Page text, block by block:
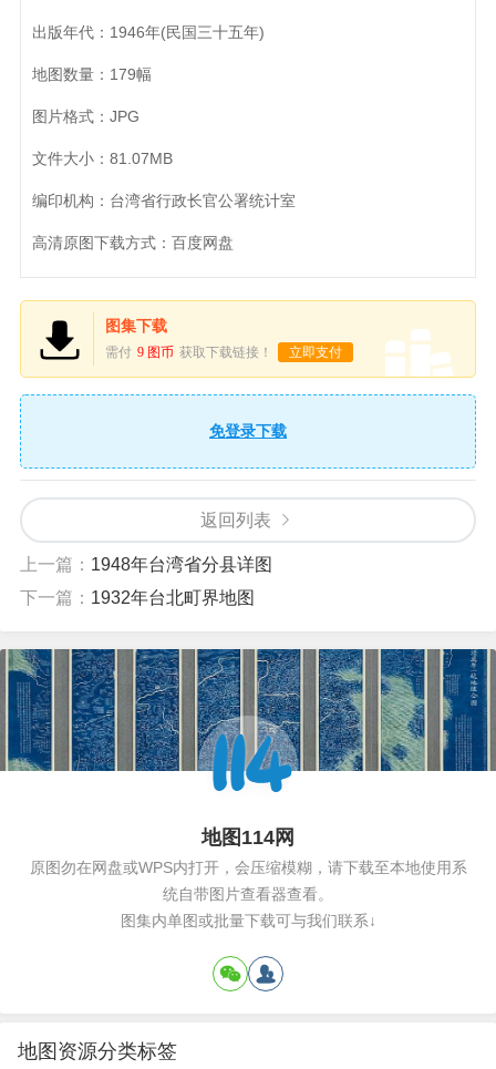
出版年代：1946年(民国三十五年)
地图数量：179幅
图片格式：JPG
文件大小：81.07MB
编印机构：台湾省行政长官公署统计室
高清原图下载方式：百度网盘
图集下载
需付 9 图币 获取下载链接！ 立即支付
免登录下载
返回列表
上一篇： 1948年台湾省分县详图
下一篇： 1932年台北町界地图
地图114网
原图勿在网盘或WPS内打开，会压缩模糊，请下载至本地使用系
统自带图片查看器查看。
图集内单图或批量下载可与我们联系↓
地图资源分类标签